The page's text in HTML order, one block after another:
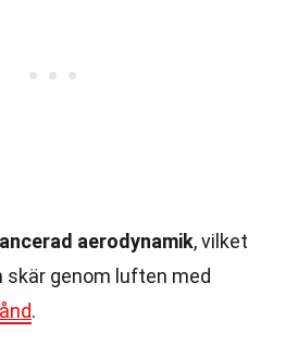
aerodynamik, vilket
skär genom luften med
.